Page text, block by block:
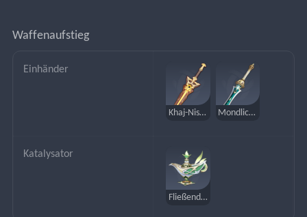
Waffenaufstieg
Einhänder
Khaj-Nisut-Schlüssel Mondlicht von Xiphos
Katalysator
Fließende Träume von tausend Nächten